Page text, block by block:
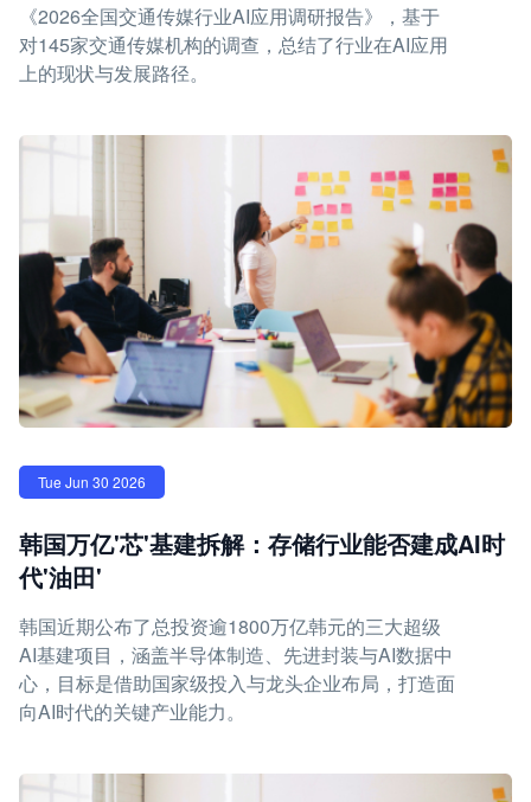
《2026全国交通传媒行业AI应用调研报告》，基于
对145家交通传媒机构的调查，总结了行业在AI应用
上的现状与发展路径。
Tue Jun 30 2026
韩国万亿'芯'基建拆解：存储行业能否建成AI时
代'油田'
韩国近期公布了总投资逾1800万亿韩元的三大超级
AI基建项目，涵盖半导体制造、先进封装与AI数据中
心，目标是借助国家级投入与龙头企业布局，打造面
向AI时代的关键产业能力。